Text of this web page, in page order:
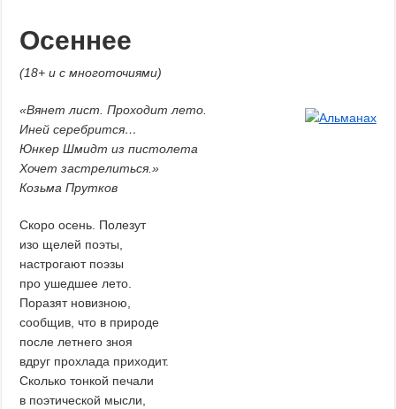
Осеннее
(18+ и с многоточиями)
«Вянет лист. Проходит лето.
Иней серебрится…
Юнкер Шмидт из пистолета
Хочет застрелиться.»
Козьма Прутков
Скоро осень. Полезут
изо щелей поэты,
настрогают поэзы
про ушедшее лето.
Поразят новизною,
сообщив, что в природе
после летнего зноя
вдруг прохлада приходит.
Сколько тонкой печали
в поэтической мысли,